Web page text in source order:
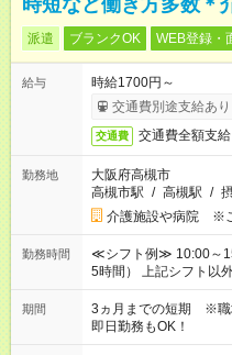
時短など働き方多数＊
派遣 ブランクOK WEB登録・
給与
時給1700円～
交通費別途支給あり
交通費 交通費全額支給
勤務地
大阪府高槻市
高槻市駅 / 高槻駅 /
介護施設や病院 ※
勤務時間
≪シフト例≫ 10:00～
5時間） 上記シフト以外にも、早朝や深夜など希望の時間帯お聞
かせください！ 事前
心ください！
期間
3ヵ月までの短期 ※職
即日勤務もOK！